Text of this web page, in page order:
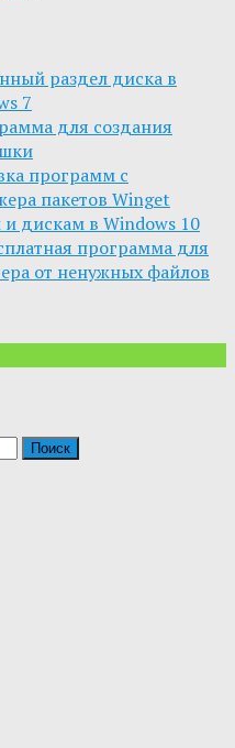
раздел диска в
7
для создания
программ с
пакетов Winget
дискам в Windows 10
программа для
от ненужных файлов